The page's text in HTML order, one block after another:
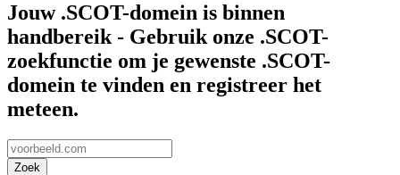
Jouw .SCOT-domein is binnen
handbereik - Gebruik onze .SCOT-
zoekfunctie om je gewenste .SCOT-
domein te vinden en registreer het
meteen.
Zoek